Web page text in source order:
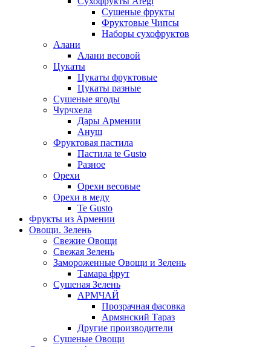
Сушеные фрукты
Фруктовые Чипсы
Наборы сухофруктов
Алани
Алани весовой
Цукаты
Цукаты фруктовые
Цукаты разные
Сушеные ягоды
Чурчхела
Дары Армении
Ануш
Фруктовая пастила
Пастила te Gusto
Разное
Орехи
Орехи весовые
Орехи в меду
Te Gusto
Фрукты из Армении
Овощи. Зелень
Свежие Овощи
Свежая Зелень
Замороженные Овощи и Зелень
Тамара фрут
Сушеная Зелень
АРМЧАЙ
Прозрачная фасовка
Армянский Тараз
Другие производители
Сушеные Овощи